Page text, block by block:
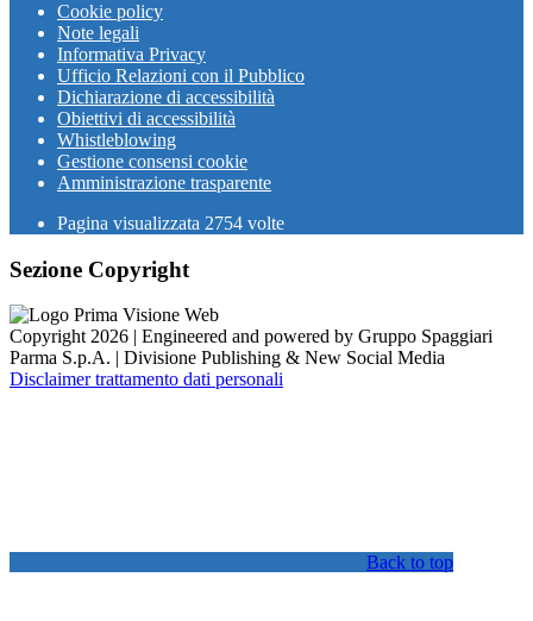
Cookie policy
Note legali
Informativa Privacy
Ufficio Relazioni con il Pubblico
Dichiarazione di accessibilità
Obiettivi di accessibilità
Whistleblowing
Gestione consensi cookie
Amministrazione trasparente
Pagina visualizzata 2754 volte
Sezione Copyright
Copyright 2026 | Engineered and powered by Gruppo Spaggiari
Parma S.p.A. | Divisione Publishing & New Social Media
Disclaimer trattamento dati personali
Back to top